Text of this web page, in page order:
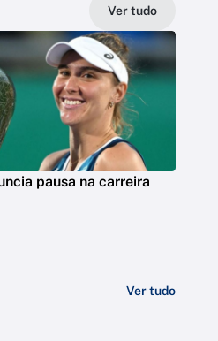
Ver tudo
pausa na carreira
Ver tudo